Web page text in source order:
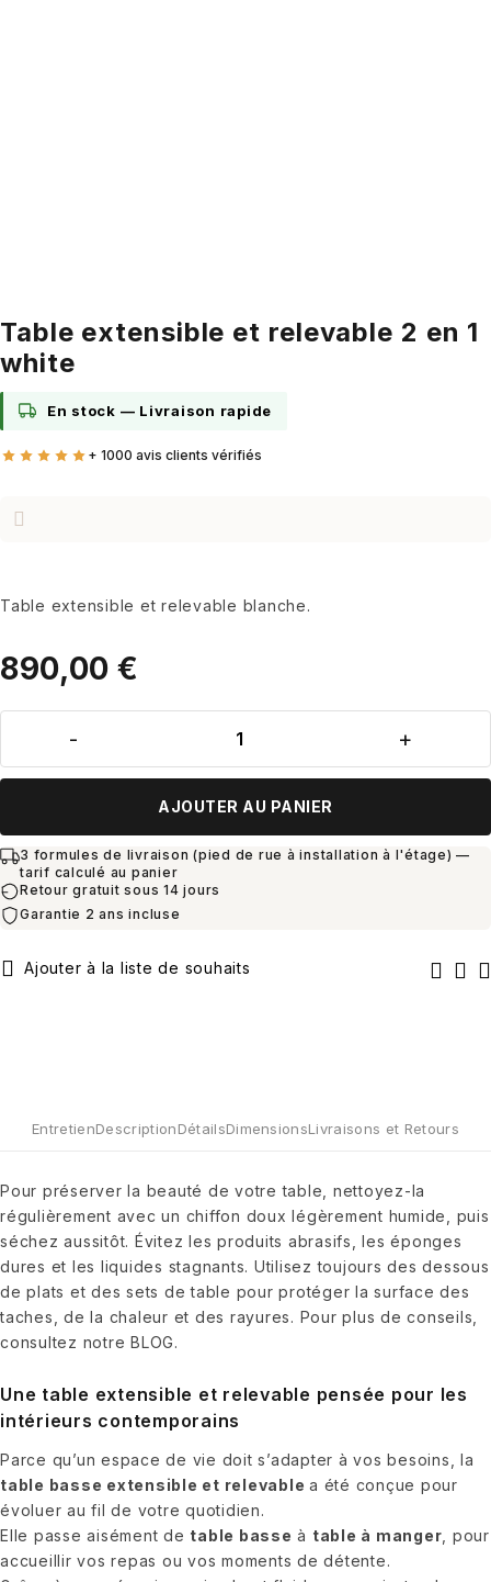
Table extensible et relevable 2 en 1
white
En stock — Livraison rapide
Table extensible et relevable blanche.
890,00€
AJOUTER AU PANIER
3 formules de livraison (pied de rue à installation à l'étage) —
tarif calculé au panier
Retour gratuit sous 14 jours
Garantie 2 ans incluse
EntretienDescriptionDétailsDimensionsLivraisons et Retours
Pour préserver la beauté de votre table, nettoyez-la
régulièrement avec un chiffon doux légèrement humide, puis
séchez aussitôt. Évitez les produits abrasifs, les éponges
dures et les liquides stagnants. Utilisez toujours des dessous
de plats et des sets de table pour protéger la surface des
taches, de la chaleur et des rayures. Pour plus de conseils,
consultez notre BLOG.
Une table extensible et relevable pensée pour les
intérieurs contemporains
Parce qu’un espace de vie doit s’adapter à vos besoins, la
table basse extensible et relevable a été conçue pour
évoluer au fil de votre quotidien.
Elle passe aisément de table basse à table à manger , pour
accueillir vos repas ou vos moments de détente.